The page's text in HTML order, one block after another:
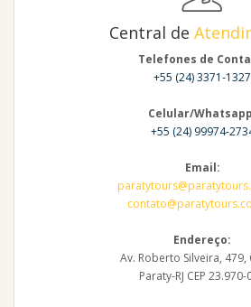
Central de
Telefones de
+55 (24) 3371-1327
Celular/
+55 (24) 99974-
Email:
Endereço:
Av. Roberto Silveira, 479,
Paraty-RJ CEP 23.970-